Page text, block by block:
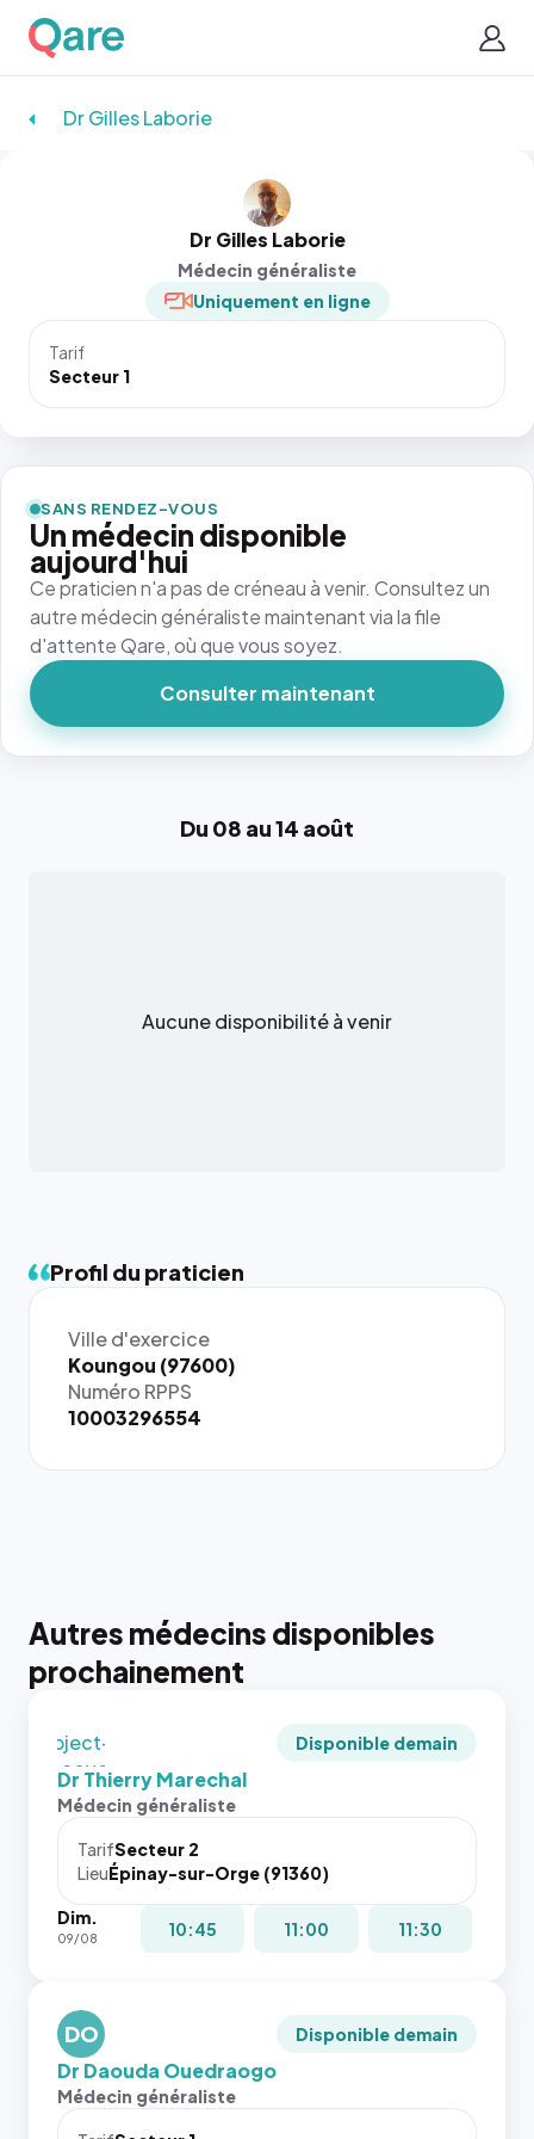
Dr Gilles Laborie
Dr Gilles Laborie
Médecin généraliste
Uniquement en ligne
Tarif
Secteur 1
Du 08 au 14 août
Aucune disponibilité à venir
Profil du praticien
Ville d'exercice
Koungou (97600)
Numéro RPPS
10003296554
SANS RENDEZ-VOUS
Un médecin disponible
aujourd'hui
Ce praticien n'a pas de créneau à venir. Consultez un
autre médecin généraliste maintenant via la file
d'attente Qare, où que vous soyez.
Consulter maintenant
Autres médecins disponibles
prochainement
{# 40×40
: la taille
rendue par
`.profile-
puisque la
photo est
recadrée
`object-
fit: cover`.
Sans ces
navigateur
pas la
place, et
les trois
dernières
images de
l'annuaire
dans ce
Disponible demain
Dr Thierry Marechal
Médecin généraliste
TarifSecteur 2
LieuÉpinay-sur-Orge (91360)
Dim.
09/08 10:45 11:00 11:30
DO Disponible demain
Dr Daouda Ouedraogo
Médecin généraliste
{# 40×40
`.profile-
picture`,
et un
rapport 1:1